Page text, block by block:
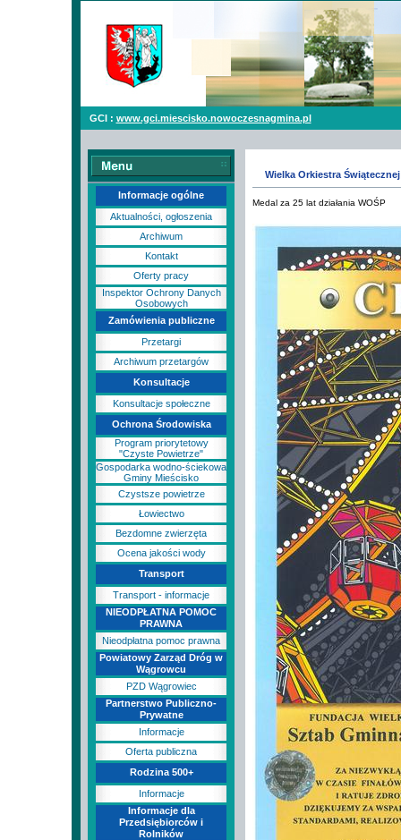
GCI : www.gci.miescisko.nowoczesnagmina.pl
Informacje ogólne
Aktualności, ogłoszenia
Archiwum
Kontakt
Oferty pracy
Inspektor Ochrony Danych
Osobowych
Zamówienia publiczne
Przetargi
Archiwum przetargów
Konsultacje
Konsultacje społeczne
Ochrona Środowiska
Program priorytetowy
"Czyste Powietrze"
Gospodarka wodno-ściekowa
Gminy Mieścisko
Czystsze powietrze
Łowiectwo
Bezdomne zwierzęta
Ocena jakości wody
Transport
Transport - informacje
NIEODPŁATNA POMOC
PRAWNA
Nieodpłatna pomoc prawna
Powiatowy Zarząd Dróg w
Wągrowcu
PZD Wągrowiec
Partnerstwo Publiczno-
Prywatne
Informacje
Oferta publiczna
Rodzina 500+
Informacje
Informacje dla
Przedsiębiorców i
Rolników
Wielka Orkiestra
Medal za 25 lat działania WOŚP